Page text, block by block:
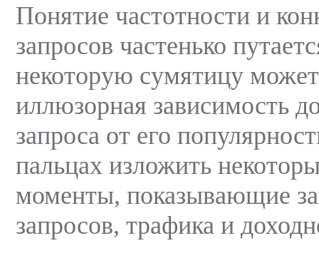
Понятие частотности и
запросов частенько
некоторую сумятицу
иллюзорная зависимость
запроса от его
пальцах изложить
моменты, показывающие
запросов, трафика и